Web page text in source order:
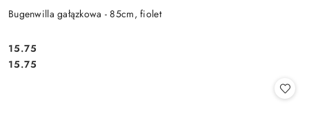
Bugenwilla gałązkowa - 85cm, fiolet
Cena:
15.75
Cena:
15.75